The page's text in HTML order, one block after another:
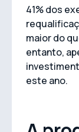
41% dos
maior do
entanto,
este ano.